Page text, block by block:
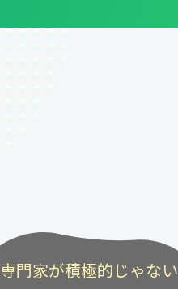
専門家が積極的じゃない